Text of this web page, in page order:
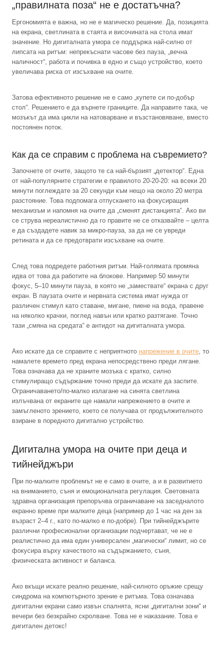
„правилната поза“ не е достатъчна?
Ергономията е важна, но не е магическо решение. Да, позицията
на екрана, светлината в стаята и височината на стола имат
значение. Но дигиталната умора се поддържа най-силно от
липсата на ритъм: непрекъснати часове без пауза, „вечна
наличност“, работа и почивка в едно и също устройство, което
увеличава риска от изсъхване на очите.
Затова ефективното решение не е само „купете си по-добър
стол“. Решението е да върнете границите. Да направите така, че
мозъкът да има цикли на натоварване и възстановяване, вместо
постоянен поток.
Как да се справим с проблема на съвремието?
Започнете от очите, защото те са най-бързият „детектор“. Една
от най-популярните стратегии е правилото 20-20-20: на всеки 20
минути поглеждате за 20 секунди към нещо на около 20 метра
разстояние. Това подпомага отпускането на фокусиращия
механизъм и напомня на очите да „сменят дистанцията“. Ако ви
се струва нереалистично да го правите не се отказвайте – целта
е да създадете навик за микро-пауза, за да не се увреди
ретината и да се предотврати изсъхване на очите.
След това подредете работния ритъм. Най-голямата промяна
идва от това да работите на блокове. Например 50 минути
фокус, 5–10 минути пауза, в която не „замествате“ екрана с друг
екран. В паузата очите и нервната система имат нужда от
различен стимул като ставане, мигане, пиене на вода, правене
на няколко крачки, поглед навън или кратко разтягане. Точно
тази „смяна на средата“ е антидот на дигиталната умора.
Ако искате да се справите с неприятното напрежение в очите , то
намалете времето пред екрана непосредствено преди лягане.
Това означава да не храните мозъка с кратко, силно
стимулиращо съдържание точно преди да искате да заспите.
Ограничаването/по-малко излагане на синята светлина
излъчвана от екраните ще намали напрежението в очите и
замъгленото зрението, което се получава от продължителното
взиране в поредното дигитално устройство.
Дигитална умора на очите при деца и
тийнейджъри
При по-малките проблемът не е само в очите, а и в развитието
на вниманието, съня и емоционалната регулация. Световната
здравна организация препоръчва ограничаване на заседналото
екранно време при малките деца (например до 1 час на ден за
възраст 2–4 г., като по-малко е по-добре). При тийнейджърите
различни професионални организации подчертават, че не е
реалистично да има един универсален „магически“ лимит, но се
фокусира върху качеството на съдържанието, съня,
физическата активност и баланса.
Ако вкъщи искате реално решение, най-силното оръжие срещу
синдрома на компютърното зрение е ритъма. Това означава
дигитални екрани само извън спалнята, ясни „дигитални зони“ и
вечери без безкрайно скролване. Това не е наказание. Това е
дигитален детокс!